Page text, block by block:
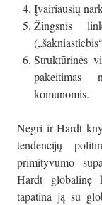
Įvairiausių
Žingsnis
Struktūrinės
pakeitimas
komunomis.
Negri ir Hardt
tendencijų
primityvumo
Hardt globalinę
tapatina ją su